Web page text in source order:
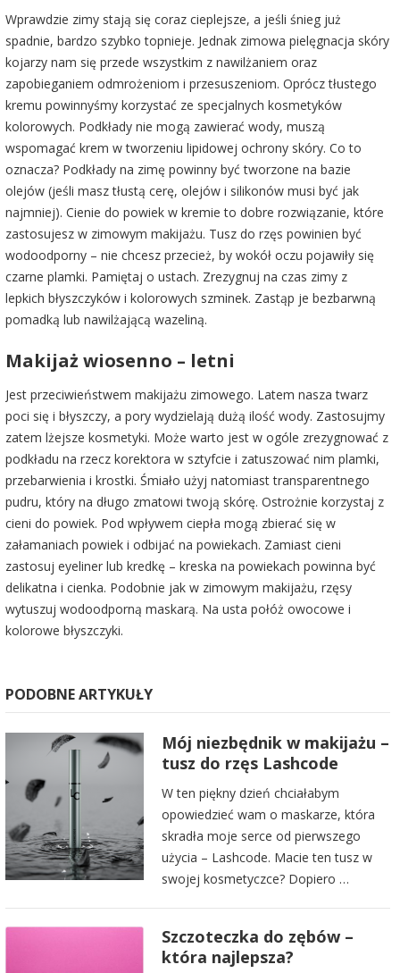
Wprawdzie zimy stają się coraz cieplejsze, a jeśli śnieg już
spadnie, bardzo szybko topnieje. Jednak zimowa pielęgnacja skóry
kojarzy nam się przede wszystkim z nawilżaniem oraz
zapobieganiem odmrożeniom i przesuszeniom. Oprócz tłustego
kremu powinnyśmy korzystać ze specjalnych kosmetyków
kolorowych. Podkłady nie mogą zawierać wody, muszą
wspomagać krem w tworzeniu lipidowej ochrony skóry. Co to
oznacza? Podkłady na zimę powinny być tworzone na bazie
olejów (jeśli masz tłustą cerę, olejów i silikonów musi być jak
najmniej). Cienie do powiek w kremie to dobre rozwiązanie, które
zastosujesz w zimowym makijażu. Tusz do rzęs powinien być
wodoodporny – nie chcesz przecież, by wokół oczu pojawiły się
czarne plamki. Pamiętaj o ustach. Zrezygnuj na czas zimy z
lepkich błyszczyków i kolorowych szminek. Zastąp je bezbarwną
pomadką lub nawilżającą wazeliną.
Makijaż wiosenno – letni
Jest przeciwieństwem makijażu zimowego. Latem nasza twarz
poci się i błyszczy, a pory wydzielają dużą ilość wody. Zastosujmy
zatem lżejsze kosmetyki. Może warto jest w ogóle zrezygnować z
podkładu na rzecz korektora w sztyfcie i zatuszować nim plamki,
przebarwienia i krostki. Śmiało użyj natomiast transparentnego
pudru, który na długo zmatowi twoją skórę. Ostrożnie korzystaj z
cieni do powiek. Pod wpływem ciepła mogą zbierać się w
załamaniach powiek i odbijać na powiekach. Zamiast cieni
zastosuj eyeliner lub kredkę – kreska na powiekach powinna być
delikatna i cienka. Podobnie jak w zimowym makijażu, rzęsy
wytuszuj wodoodporną maskarą. Na usta połóż owocowe i
kolorowe błyszczyki.
PODOBNE ARTYKUŁY
Mój niezbędnik w makijażu –
tusz do rzęs Lashcode
W ten piękny dzień chciałabym
opowiedzieć wam o maskarze, która
skradła moje serce od pierwszego
użycia – Lashcode. Macie ten tusz w
swojej kosmetyczce? Dopiero …
Szczoteczka do zębów –
która najlepsza?